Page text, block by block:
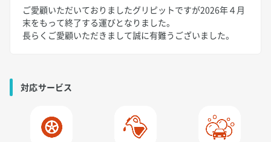
ご愛顧いただいておりましたグリピットですが2026年４月
末をもって終了する運びとなりました。
長らくご愛顧いただきまして誠に有難うございました。
対応サービス